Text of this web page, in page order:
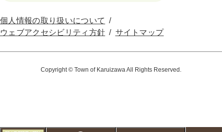
個人情報の取り扱いについて
ウェブアクセシビリティ方針
サイトマップ
Copyright © Town of Karuizawa All Rights Reserved.